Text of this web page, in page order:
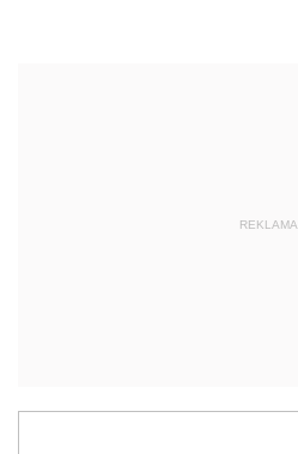
REKLAMA